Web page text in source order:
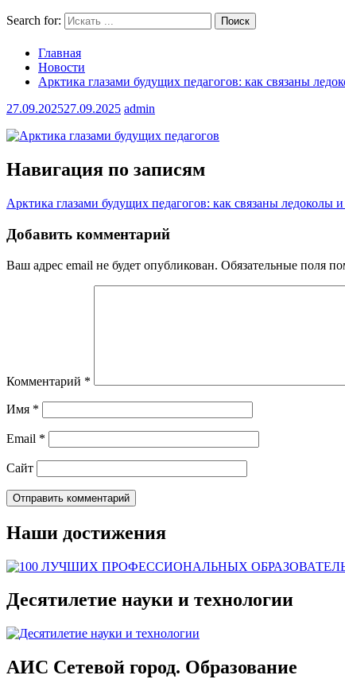
Search for:
Главная
Новости
Арктика глазами будущих педагогов: как связаны
27.09.202527.09.2025 admin
Навигация по записям
Арктика глазами будущих педагогов: как связаны ледоколы и
Добавить комментарий
Ваш адрес email не будет опубликован. Обязательные поля
Комментарий *
Имя *
Email *
Сайт
Наши достижения
Десятилетие науки и технологии
АИС Сетевой город. Образование